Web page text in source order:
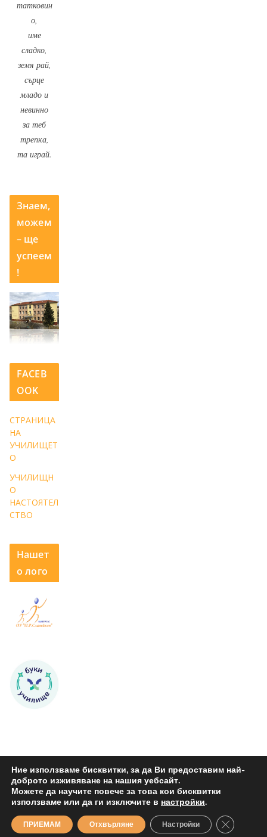
татковин
о,
име
сладко,
земя рай,
сърце
младо и
невинно
за теб
трепка,
та играй.
Знаем,
можем
– ще
успеем
!
FACEB
OOK
СТРАНИЦА
НА
УЧИЛИЩЕТ
О
УЧИЛИЩН
О
НАСТОЯТЕЛ
СТВО
Нашет
о лого
Copyright © 2026ОУ "Петко Р. Славейков" Бургас. All rights
reserved.
Ние използваме бисквитки, за да Ви предоставим най-
доброто изживяване на нашия уебсайт.
Можете да научите повече за това кои бисквитки
използваме или да ги изключите в настройки.
ПРИЕМАМ Отхвърляне Настройки Close